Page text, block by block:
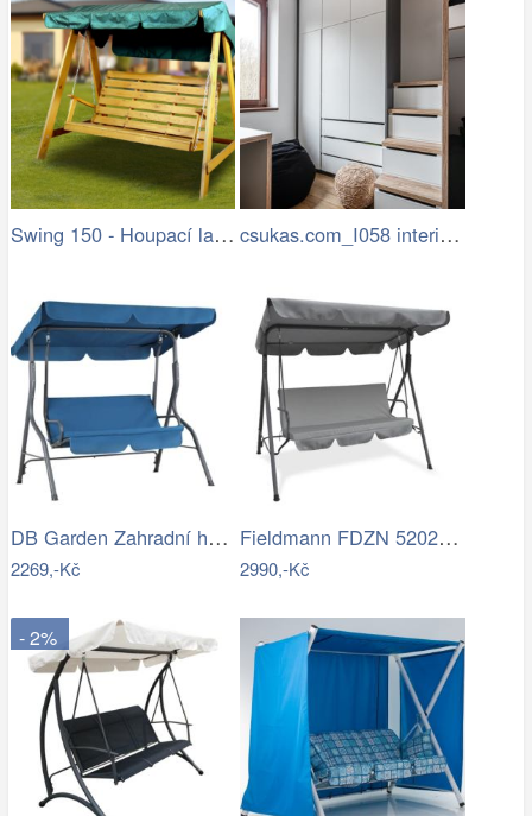
Swing 150 - Houpací lavice (pinie) csukas.com_I058 interier bytu 4kk 070…
DB Garden Zahradní houpačka CANOPS modrá
2269,-Kč
Fieldmann FDZN 5202 šedá
2990,-Kč
- 2%